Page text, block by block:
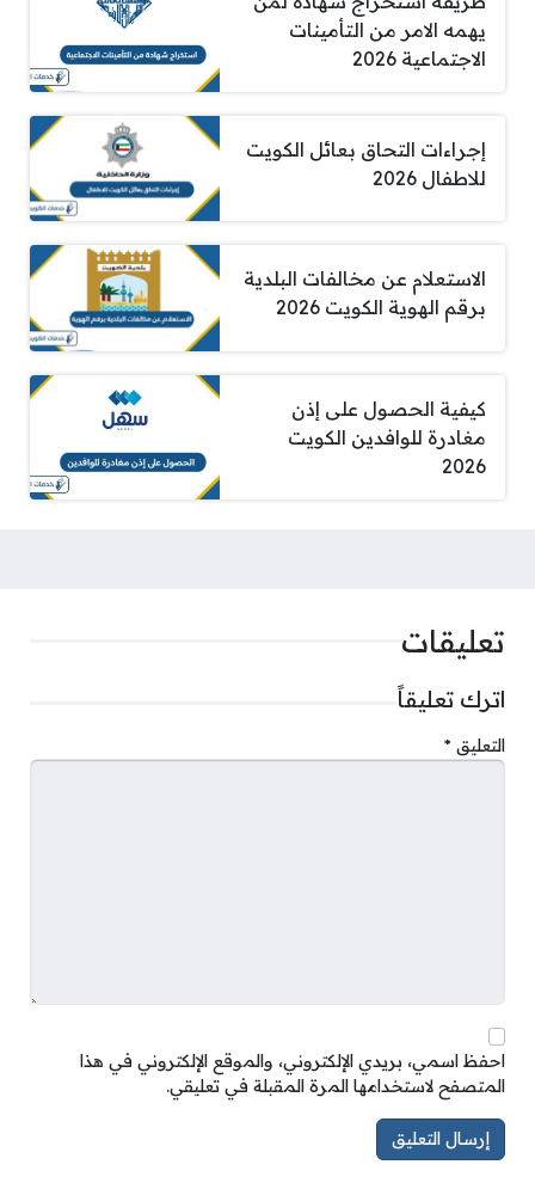
يهمه الامر من التأمينات
الاجتماعية 2026
إجراءات التحاق بعائل الكويت
للاطفال 2026
الاستعلام عن مخالفات البلدية
برقم الهوية الكويت 2026
كيفية الحصول على إذن
مغادرة للوافدين الكويت
2026
تعليقات
اترك تعليقاً
التعليق *
احفظ اسمي، بريدي الإلكتروني، والموقع الإلكتروني في هذا
المتصفح لاستخدامها المرة المقبلة في تعليقي.